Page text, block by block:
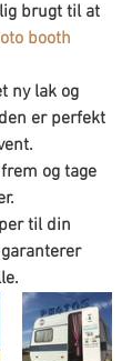
brugt til at
booth
ny lak og
er perfekt
og tage
til din